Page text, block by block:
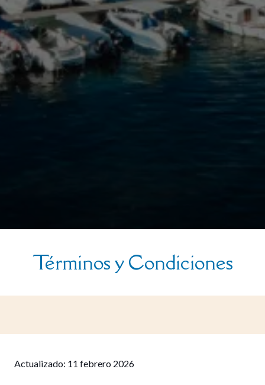
Términos y Condiciones
Actualizado: 11 febrero 2026